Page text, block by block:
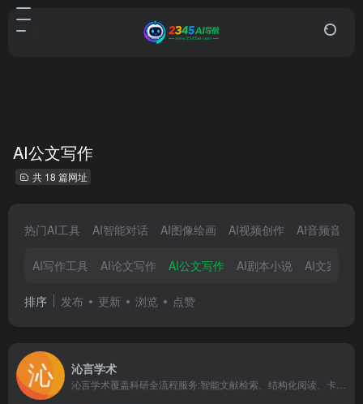
AI公文写作
共 18 篇网址
热门AI工具 AI智能对话 AI图像绘画 AI视频创作 AI音频音乐
AI写作工具 AI论文写作 AI公文写作 AI剧本小说 AI文案创作
排序 发布 更新 浏览 点赞
沁言学术